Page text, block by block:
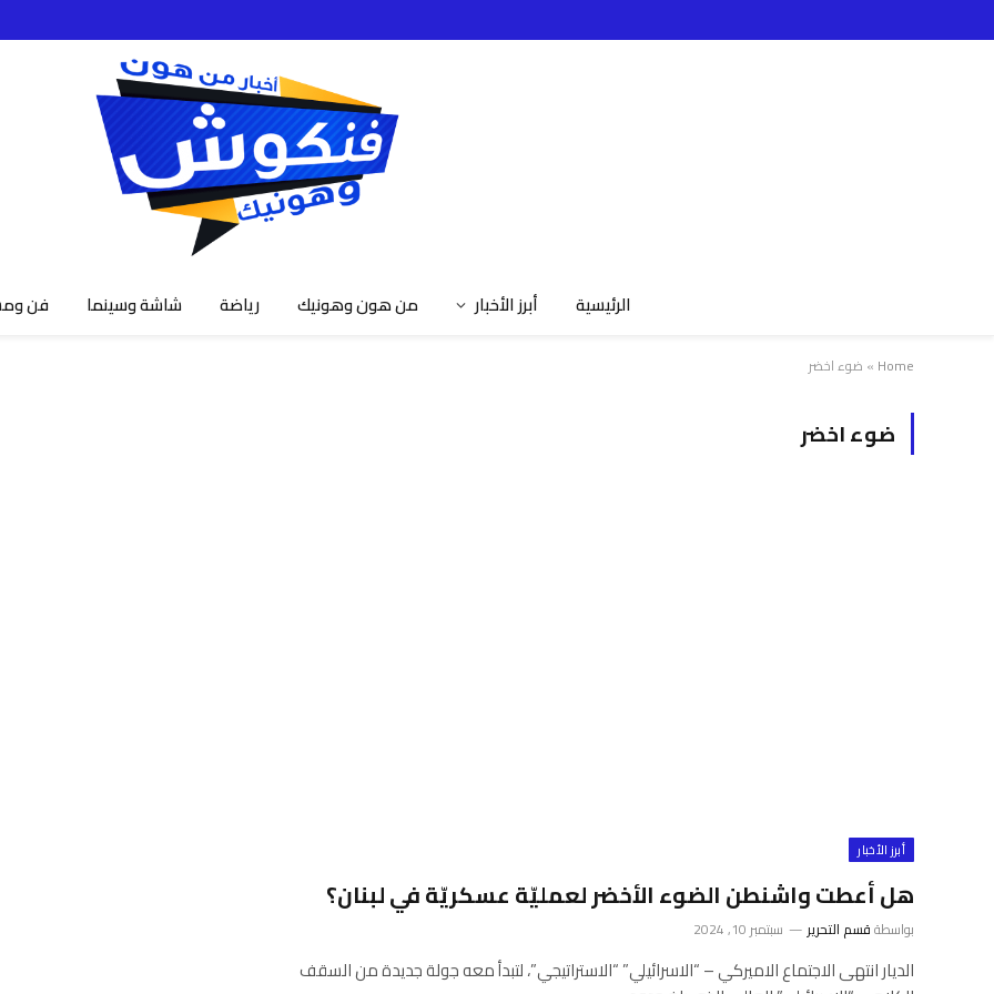
الرئيسية أبرز الأخبار من هون وهونيك رياضة شاشة وسينما فن
Home
» ضوء اخضر
ضوء اخضر
أبرز الأخبار
هل أعطت واشنطن الضوء الأخضر لعمليّة عسكريّة في لبنان؟
بواسطةقسم التحرير سبتمبر 10, 2024
الديار انتهى الاجتماع الاميركي – “الاسرائيلي” “الاستراتيجي”، لتبدأ معه جولة جديدة من السقف